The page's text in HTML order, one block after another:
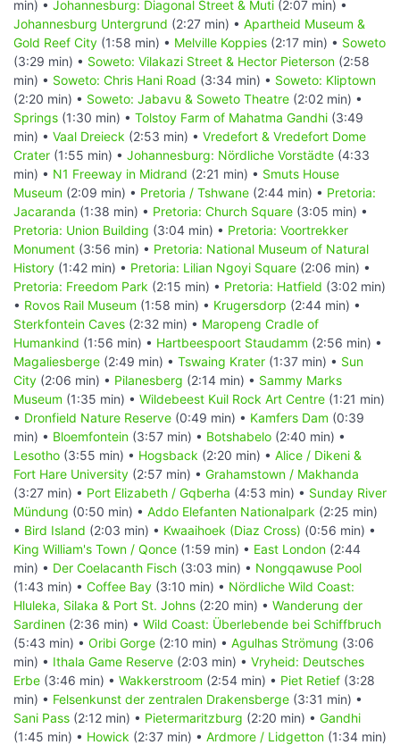
min) • Johannesburg: Diagonal Street & Muti (2:07 min) •
Johannesburg Untergrund (2:27 min) • Apartheid Museum &
Gold Reef City (1:58 min) • Melville Koppies (2:17 min) • Soweto
(3:29 min) • Soweto: Vilakazi Street & Hector Pieterson (2:58
min) • Soweto: Chris Hani Road (3:34 min) • Soweto: Kliptown
(2:20 min) • Soweto: Jabavu & Soweto Theatre (2:02 min) •
Springs (1:30 min) • Tolstoy Farm of Mahatma Gandhi (3:49
min) • Vaal Dreieck (2:53 min) • Vredefort & Vredefort Dome
Crater (1:55 min) • Johannesburg: Nördliche Vorstädte (4:33
min) • N1 Freeway in Midrand (2:21 min) • Smuts House
Museum (2:09 min) • Pretoria / Tshwane (2:44 min) • Pretoria:
Jacaranda (1:38 min) • Pretoria: Church Square (3:05 min) •
Pretoria: Union Building (3:04 min) • Pretoria: Voortrekker
Monument (3:56 min) • Pretoria: National Museum of Natural
History (1:42 min) • Pretoria: Lilian Ngoyi Square (2:06 min) •
Pretoria: Freedom Park (2:15 min) • Pretoria: Hatfield (3:02 min)
• Rovos Rail Museum (1:58 min) • Krugersdorp (2:44 min) •
Sterkfontein Caves (2:32 min) • Maropeng Cradle of
Humankind (1:56 min) • Hartbeespoort Staudamm (2:56 min) •
Magaliesberge (2:49 min) • Tswaing Krater (1:37 min) • Sun
City (2:06 min) • Pilanesberg (2:14 min) • Sammy Marks
Museum (1:35 min) • Wildebeest Kuil Rock Art Centre (1:21 min)
• Dronfield Nature Reserve (0:49 min) • Kamfers Dam (0:39
min) • Bloemfontein (3:57 min) • Botshabelo (2:40 min) •
Lesotho (3:55 min) • Hogsback (2:20 min) • Alice / Dikeni &
Fort Hare University (2:57 min) • Grahamstown / Makhanda
(3:27 min) • Port Elizabeth / Gqberha (4:53 min) • Sunday River
Mündung (0:50 min) • Addo Elefanten Nationalpark (2:25 min)
• Bird Island (2:03 min) • Kwaaihoek (Diaz Cross) (0:56 min) •
King William's Town / Qonce (1:59 min) • East London (2:44
min) • Der Coelacanth Fisch (3:03 min) • Nongqawuse Pool
(1:43 min) • Coffee Bay (3:10 min) • Nördliche Wild Coast:
Hluleka, Silaka & Port St. Johns (2:20 min) • Wanderung der
Sardinen (2:36 min) • Wild Coast: Überlebende bei Schiffbruch
(5:43 min) • Oribi Gorge (2:10 min) • Agulhas Strömung (3:06
min) • Ithala Game Reserve (2:03 min) • Vryheid: Deutsches
Erbe (3:46 min) • Wakkerstroom (2:54 min) • Piet Retief (3:28
min) • Felsenkunst der zentralen Drakensberge (3:31 min) •
Sani Pass (2:12 min) • Pietermaritzburg (2:20 min) • Gandhi
(1:45 min) • Howick (2:37 min) • Ardmore / Lidgetton (1:34 min)